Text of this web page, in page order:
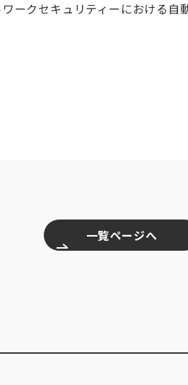
ークセキュリティーにおける自
一覧ページへ